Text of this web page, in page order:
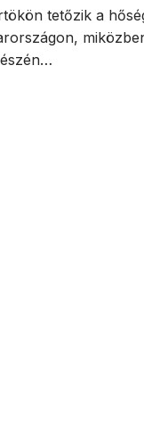
tetőzik a